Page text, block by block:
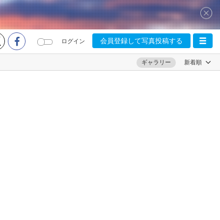
ログイン 会員登録して写真投稿する
ギャラリー 新着順